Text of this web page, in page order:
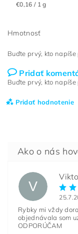
€0,16 / 1 g
Hmotnosť
Buďte prvý, kto
Pridať
Buďte prvý, kto
Pridať hodnotenie
V
Rybky mi vždy
objednávala som
ODPORÚČAM